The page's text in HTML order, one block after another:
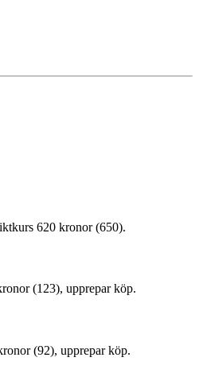
620 kronor (650).
(123), upprepar köp.
(92), upprepar köp.